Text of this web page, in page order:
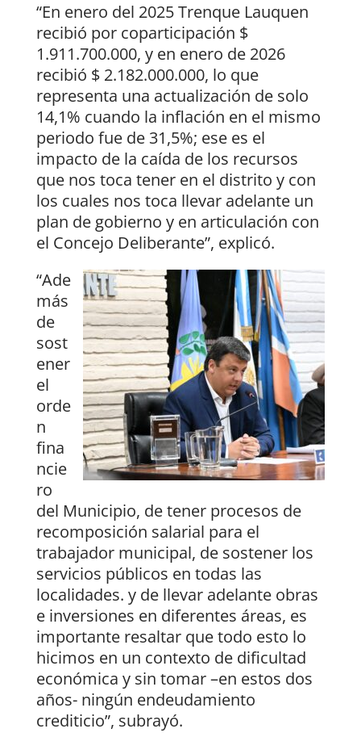
“En enero del 2025 Trenque Lauquen
recibió por coparticipación $
1.911.700.000, y en enero de 2026
recibió $ 2.182.000.000, lo que
representa una actualización de solo
14,1% cuando la inflación en el mismo
periodo fue de 31,5%; ese es el
impacto de la caída de los recursos
que nos toca tener en el distrito y con
los cuales nos toca llevar adelante un
plan de gobierno y en articulación con
el Concejo Deliberante”, explicó.
“Ade
más
de
sost
ener
el
orde
n
fina
ncie
ro
del Municipio, de tener procesos de
recomposición salarial para el
trabajador municipal, de sostener los
servicios públicos en todas las
localidades. y de llevar adelante obras
e inversiones en diferentes áreas, es
importante resaltar que todo esto lo
hicimos en un contexto de dificultad
económica y sin tomar –en estos dos
años- ningún endeudamiento
crediticio”, subrayó.